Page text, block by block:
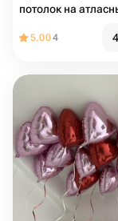
потолок на
5.004